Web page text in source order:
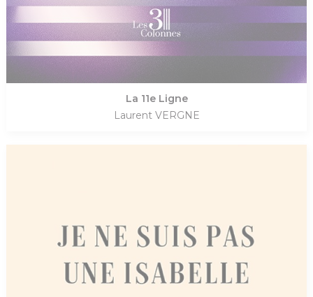
La 11e Ligne
Laurent VERGNE